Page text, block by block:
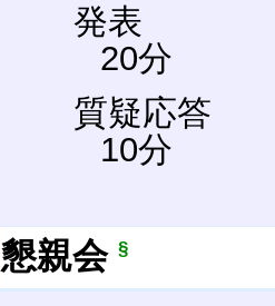
発表
20分
質疑応答
10分
懇親会§